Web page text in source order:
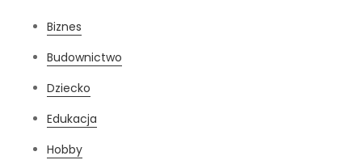
Biznes
Budownictwo
Dziecko
Edukacja
Hobby